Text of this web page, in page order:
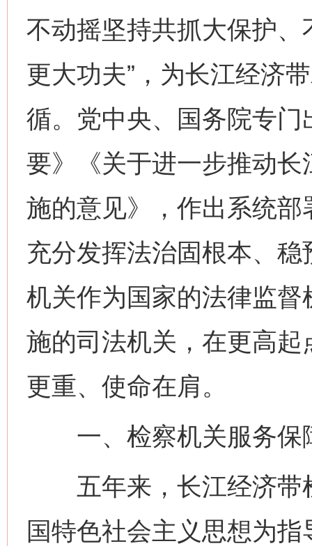
不动摇坚持共抓大保护
更大功夫”，为长江经济
循。党中央、国务院专
要》《关于进一步推动
施的意见》，作出系统
充分发挥法治固根本、
机关作为国家的法律监
施的司法机关，在更高
更重、使命在肩。
一、检察机关服务保
五年来，长江经济带
国特色社会主义思想为